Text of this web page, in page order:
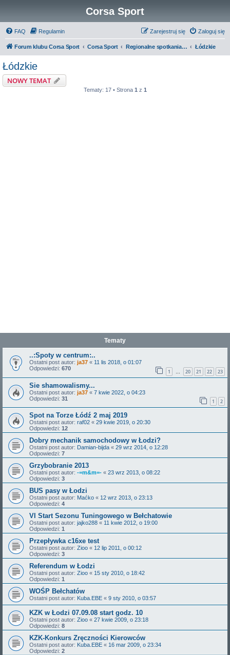
Corsa Sport
FAQ Regulamin Zaloguj się
Zarejestruj się
Forum klubu Corsa Sport Corsa Sport Regionalne spotkania oraz Zloty Łódzkie
Łódzkie
NOWY TEMAT
Tematy: 17 • Strona 1 z 1
Tematy
..:Spoty w centrum:..
Ostatni post autor: ja37 « 11 lis 2018, o 01:07
Odpowiedzi: 670 1 … 20 21 22 23
Sie shamowalismy...
Ostatni post autor: ja37 « 7 kwie 2022, o 04:23
Odpowiedzi: 31 1 2
Spot na Torze Łódź 2 maj 2019
Ostatni post autor: raf02 « 29 kwie 2019, o 20:30
Odpowiedzi: 12
Dobry mechanik samochodowy w Łodzi?
Ostatni post autor: Damian-bijda « 29 wrz 2014, o 12:28
Odpowiedzi: 7
Grzybobranie 2013
Ostatni post autor: -=m&m=- « 23 wrz 2013, o 08:22
Odpowiedzi: 3
BUS pasy w Łodzi
Ostatni post autor: Maćko « 12 wrz 2013, o 23:13
Odpowiedzi: 4
VI Start Sezonu Tuningowego w Bełchatowie
Ostatni post autor: jajko288 « 11 kwie 2012, o 19:00
Odpowiedzi: 1
Przepływka c16xe test
Ostatni post autor: Zioo « 12 lip 2011, o 00:12
Odpowiedzi: 3
Referendum w Łodzi
Ostatni post autor: Zioo « 15 sty 2010, o 18:42
Odpowiedzi: 1
WOŚP Bełchatów
Ostatni post autor: Kuba.EBE « 9 sty 2010, o 03:57
KZK w Łodzi 07.09.08 start godz. 10
Ostatni post autor: Zioo « 27 kwie 2009, o 23:18
Odpowiedzi: 8
KZK-Konkurs Zręczności Kierowców
Ostatni post autor: Kuba.EBE « 16 mar 2009, o 23:34
Odpowiedzi: 2